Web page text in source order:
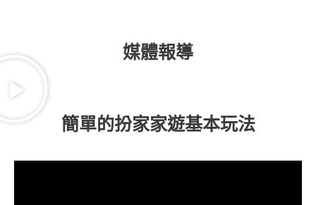
媒體報導
簡單的扮家家遊基本玩法